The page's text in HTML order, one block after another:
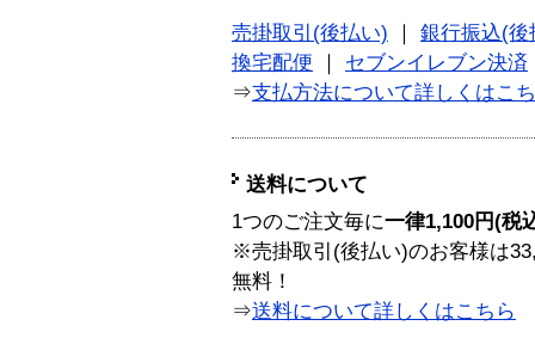
売掛取引(後払い)
銀行振込(後
換宅配便
セブンイレブン決済
⇒支払方法について詳しくはこ
送料について
1つのご注文毎に一律1,100円(税
※売掛取引(後払い)のお客様は
無料！
⇒送料について詳しくはこちら